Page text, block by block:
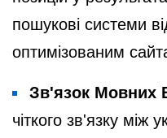
пошукові системи
оптимізованим
Зв'язок Мовних
чіткого зв'язку між